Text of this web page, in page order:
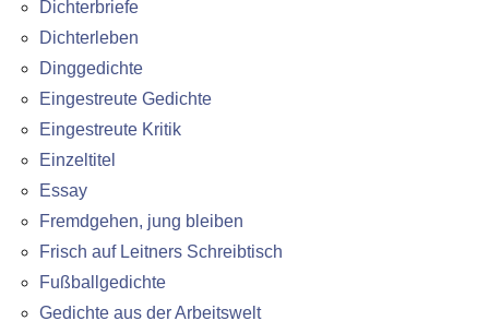
Dichterbriefe
Dichterleben
Dinggedichte
Eingestreute Gedichte
Eingestreute Kritik
Einzeltitel
Essay
Fremdgehen, jung bleiben
Frisch auf Leitners Schreibtisch
Fußballgedichte
Gedichte aus der Arbeitswelt